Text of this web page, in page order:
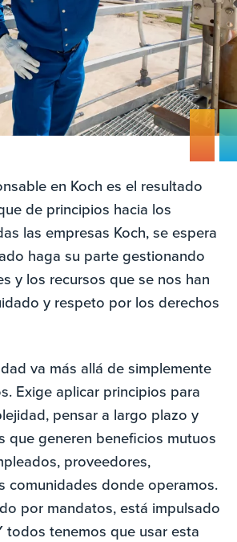
en Koch es el resultado
de principios hacia los
las empresas Koch, se espera
haga su parte gestionando
y los recursos que se nos han
y respeto por los derechos
va más allá de simplemente
Exige aplicar principios para
pensar a largo plazo y
que generen beneficios mutuos
proveedores,
comunidades donde operamos.
por mandatos, está impulsado
todos tenemos que usar esta